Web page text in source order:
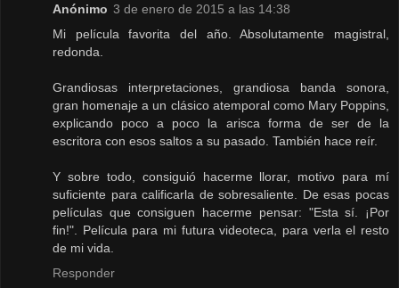
Anónimo 3 de enero de 2015 a las 14:38
Mi película favorita del año. Absolutamente magistral,
redonda.
Grandiosas interpretaciones, grandiosa banda sonora,
gran homenaje a un clásico atemporal como Mary Poppins,
explicando poco a poco la arisca forma de ser de la
escritora con esos saltos a su pasado. También hace reír.
Y sobre todo, consiguió hacerme llorar, motivo para mí
suficiente para calificarla de sobresaliente. De esas pocas
películas que consiguen hacerme pensar: "Esta sí. ¡Por
fin!". Película para mi futura videoteca, para verla el resto
de mi vida.
Responder